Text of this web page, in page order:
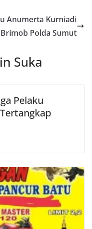
Anumerta Kurniadi
Polda Sumut
Suka
Pelaku